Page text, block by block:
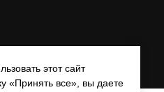
этот сайт
«Принять все», вы даете